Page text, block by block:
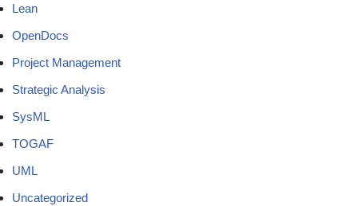
Lean
OpenDocs
Project Management
Strategic Analysis
SysML
TOGAF
UML
Uncategorized